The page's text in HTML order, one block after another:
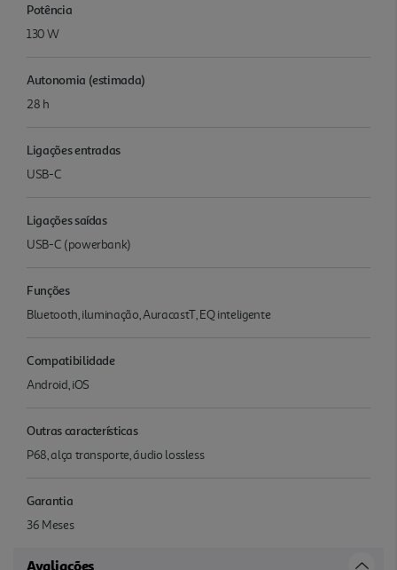
Potência
130 W
Autonomia (estimada)
28 h
Ligações entradas
USB-C
Ligações saídas
USB-C (powerbank)
Funções
Bluetooth, iluminação, AuracastT, EQ inteligente
Compatibilidade
Android, iOS
Outras características
P68, alça transporte, áudio lossless
Garantia
36 Meses
Avaliações